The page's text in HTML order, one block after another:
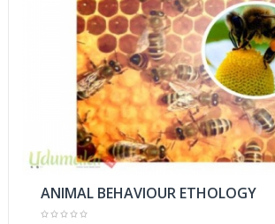
ANIMAL BEHAVIOUR ETHOLOGY